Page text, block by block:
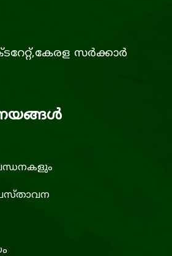
സര്‍ക്കാര്‍